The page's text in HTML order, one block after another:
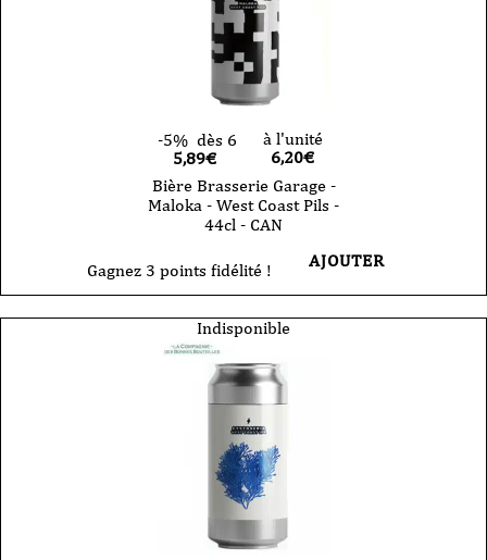
-5% dès 6
5,89€
à l'unité
6,20€
Bière Brasserie Garage -
Maloka - West Coast Pils -
44cl - CAN
Gagnez 3 points fidélité ! AJOUTER
Indisponible